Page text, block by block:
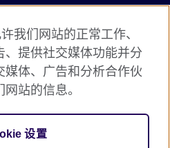
organisation for
educational opportunities.
我们网站的正常工作、
、提供社交媒体功能并分
媒体、广告和分析合作伙
站的信息。
设置